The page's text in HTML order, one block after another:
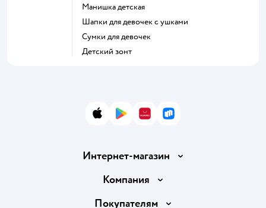
Манишка детская
Шапки для девочек с ушками
Сумки для девочек
Детский зонт
App StoreGoogle Play
AppGallery
RuStore
Интернет-магазин
Доставка и оплата
Компания
Вакансии
Покупателям